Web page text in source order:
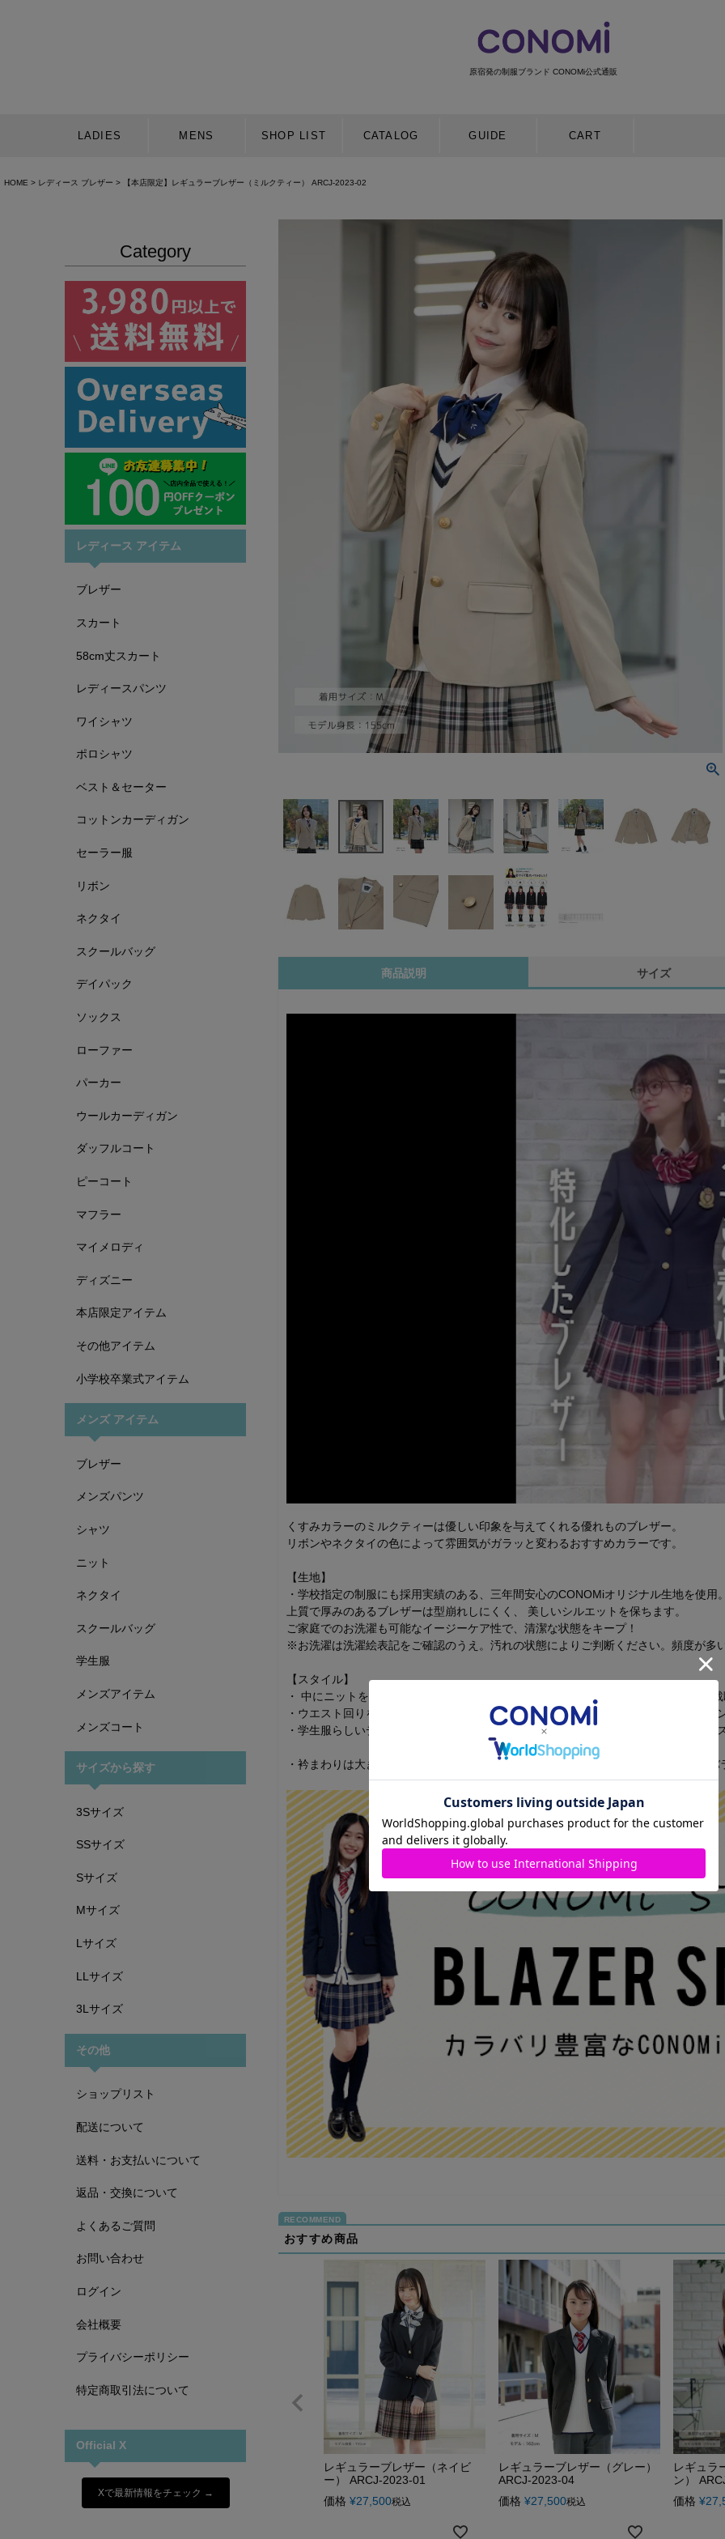
原宿発の制服ブランド CONOMi公式通販
LADIES MENS SHOP LIST CATALOG GUIDE CART
HOME レディース ブレザー 【本店限定】レギュラーブレザー（ミルクティー） ARCJ-2023-02
Category
レディース アイテム
ブレザー
スカート
58cm丈スカート
レディースパンツ
ワイシャツ
ポロシャツ
ベスト＆セーター
コットンカーディガン
セーラー服
リボン
ネクタイ
スクールバッグ
デイパック
ソックス
ローファー
パーカー
ウールカーディガン
ダッフルコート
ピーコート
マフラー
マイメロディ
ディズニー
本店限定アイテム
その他アイテム
小学校卒業式アイテム
メンズ アイテム
ブレザー
メンズパンツ
シャツ
ニット
ネクタイ
スクールバッグ
学生服
メンズアイテム
メンズコート
サイズから探す
3Sサイズ
SSサイズ
Sサイズ
Mサイズ
Lサイズ
LLサイズ
3Lサイズ
その他
ショップリスト
配送について
送料・お支払いについて
返品・交換について
よくあるご質問
お問い合わせ
ログイン
会社概要
プライバシーポリシー
特定商取引法について
Official X
Xで最新情報をチェック →
商品説明 サイズ
くすみカラーのミルクティーは優しい印象を与えてくれる優れものブレザー。
リボンやネクタイの色によって雰囲気がガラッと変わるおすすめカラーです。
【生地】
・学校指定の制服にも採用実績のある、三年間安心のCONOMiオリジナル生地を使用
上質で厚みのあるブレザーは型崩れしにくく、 美しいシルエットを保ちます。
ご家庭でのお洗濯も可能なイージーケア性で、清潔な状態をキープ！
※お洗濯は洗濯絵表記をご確認のうえ。汚れの状態によりご判断ください。頻度が多
【スタイル】
・ 中にニットを着てももたつかないように設計した広めのアームホールなど、 立体
・ウエスト回りを絞るプリンセスラインにより、美しいシルエットとなるようデザイ
・学生服らしいデザインにこだわり、「定番」としてご利用いただけるベーシックな
・衿まわりは大き目のラペルでリボン・ネクタイどちらもきれいに収まり、 全体の
おすすめ商品
レギュラーブレザー（ネイビ
ー） ARCJ-2023-01
価格 ¥27,500税込
レギュラーブレザー（グレー）
ARCJ-2023-04
価格 ¥27,500税込
レギュラ
ン）
価格 ¥